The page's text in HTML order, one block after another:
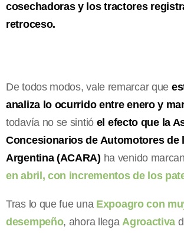
cosechadoras y los tractores
retroceso.
De todos modos, vale remarcar que
analiza lo ocurrido entre enero y
todavía no se sintió el efecto que la
Concesionarios de Automotores de
Argentina (ACARA) ha venido
en abril, con incrementos de los
Tras lo que fue una Expoagro con
desempeño, ahora llegaAgroactiva